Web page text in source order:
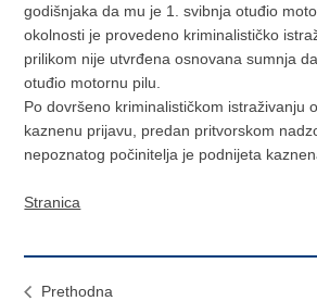
godišnjaka da mu je 1. svibnja otuđio
okolnosti je provedeno kriminalističko
prilikom nije utvrđena osnovana sumnja
otuđio motornu pilu.
Po dovršeno kriminalističkom istraživanju
kaznenu prijavu, predan pritvorskom
nepoznatog počinitelja je podnijeta
Stranica
Prethodna